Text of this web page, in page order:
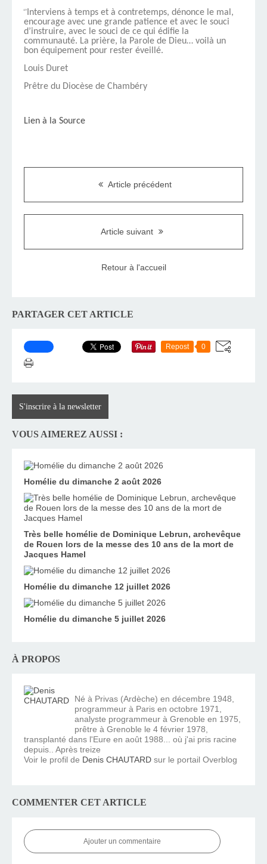
‘’Interviens à temps et à contretemps, dénonce le mal,
encourage avec une grande patience et avec le souci
d’instruire, avec le souci de ce qui édifie la
communauté. La prière, la Parole de Dieu… voilà un
bon équipement pour rester éveillé.
Louis Duret
Prêtre du Diocèse de Chambéry
Lien à la Source
Article précédent
Article suivant
Retour à l'accueil
PARTAGER CET ARTICLE
Repost 0
S'inscrire à la newsletter
VOUS AIMEREZ AUSSI :
Homélie du dimanche 2 août 2026
Très belle homélie de Dominique Lebrun, archevêque
de Rouen lors de la messe des 10 ans de la mort de
Jacques Hamel
Homélie du dimanche 12 juillet 2026
Homélie du dimanche 5 juillet 2026
À PROPOS
Né à Privas (Ardèche) en décembre 1948,
programmeur à Paris en octobre 1971,
analyste programmeur à Grenoble en 1975,
prêtre à Grenoble le 4 février 1978,
transplanté dans l'Eure en août 1988... où j'ai pris racine
depuis.. Après treize
Voir le profil de Denis CHAUTARD sur le portail Overblog
COMMENTER CET ARTICLE
Ajouter un commentaire